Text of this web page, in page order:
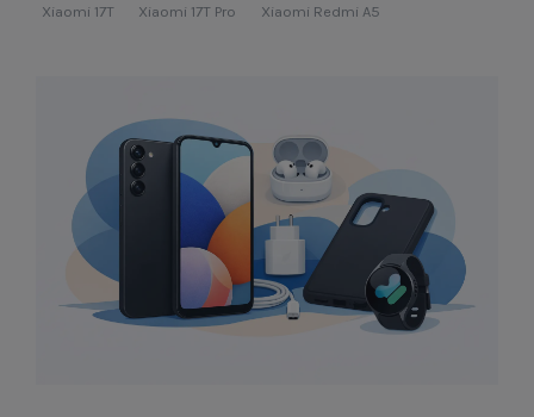
Xiaomi 17T
Xiaomi 17T Pro Xiaomi Redmi A5